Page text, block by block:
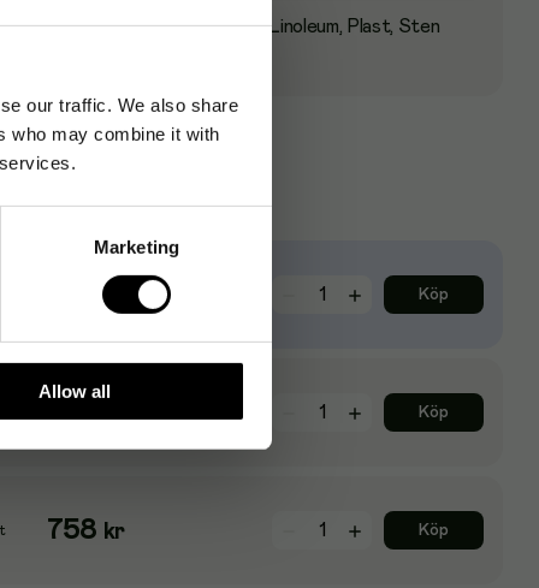
our traffic. We also share
who may combine it with
Marketing
Allow all
Typ av golv Linoleum, Plast, Sten
kr Köp
188kr Köp
758 kr Köp